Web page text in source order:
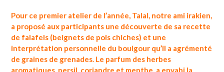
Pour ce premier atelier de l’année, Talal, notre ami irakien,
a proposé aux participants une découverte de sa recette
de falafels (beignets de pois chiches) et une
interprétation personnelle du boulgour qu’il a agrémenté
de graines de grenades. Le parfum des herbes
aromatiques, persil, coriandre et menthe, a envahi la